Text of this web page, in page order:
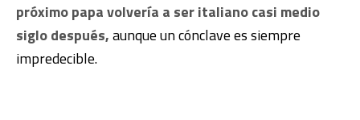
próximo papa volvería a ser italiano casi medio
siglo después,aunque un cónclave es siempre
impredecible.